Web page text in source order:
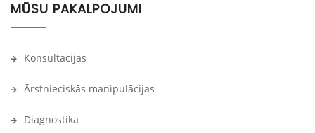
MŪSU PAKALPOJUMI
Konsultācijas
Ārstnieciskās manipulācijas
Diagnostika